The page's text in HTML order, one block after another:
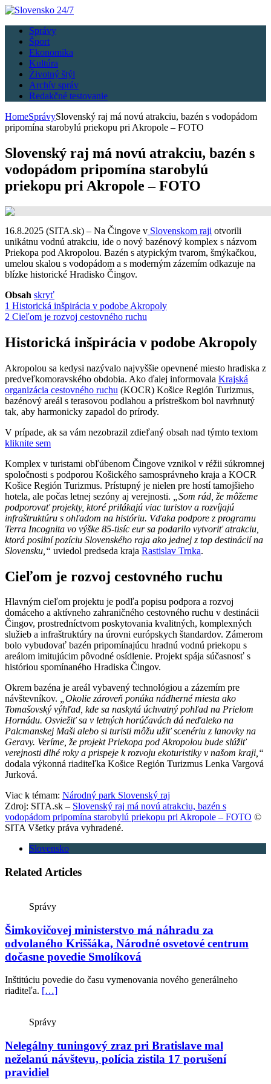
Správy
Šport
Ekonomika
Kultúra
Životný štýl
Archív správ
Redakčné testovanie
HomeSprávySlovenský raj má novú atrakciu, bazén s vodopádom
pripomína starobylú priekopu pri Akropole – FOTO
Slovenský raj má novú atrakciu, bazén s
vodopádom pripomína starobylú
priekopu pri Akropole – FOTO
16.8.2025 (SITA.sk) – Na Čingove v Slovenskom raji otvorili
unikátnu vodnú atrakciu, ide o nový bazénový komplex s názvom
Priekopa pod Akropolou. Bazén s atypickým tvarom, šmýkačkou,
umelou skalou s vodopádom a s moderným zázemím odkazuje na
blízke historické Hradisko Čingov.
Obsah skryť
1 Historická inšpirácia v podobe Akropoly
2 Cieľom je rozvoj cestovného ruchu
Historická inšpirácia v podobe Akropoly
Akropolou sa kedysi nazývalo najvyššie opevnené miesto hradiska z
predveľkomoravského obdobia. Ako ďalej informovala Krajská
organizácia cestovného ruchu (KOCR) Košice Región Turizmus,
bazénový areál s terasovou podlahou a prístreškom bol navrhnutý
tak, aby harmonicky zapadol do prírody.
V prípade, ak sa vám nezobrazil zdieľaný obsah nad týmto textom
kliknite sem
Komplex v turistami obľúbenom Čingove vznikol v réžii súkromnej
spoločnosti s podporou Košického samosprávneho kraja a KOCR
Košice Región Turizmus. Prístupný je nielen pre hostí tamojšieho
hotela, ale počas letnej sezóny aj verejnosti.
„Som rád, že môžeme
podporovať projekty, ktoré prilákajú viac turistov a rozvíjajú
infraštruktúru s ohľadom na históriu. Vďaka podpore z programu
Terra Incognita vo výške 85-tisíc eur sa podarilo vytvoriť atrakciu,
ktorá posilní pozíciu Slovenského raja ako jednej z top destinácií na
Slovensku,“ uviedol predseda kraja Rastislav Trnka.
Cieľom je rozvoj cestovného ruchu
Hlavným cieľom projektu je podľa popisu podpora a rozvoj
domáceho a aktívneho zahraničného cestovného ruchu v destinácii
Čingov, prostredníctvom poskytovania kvalitných, komplexných
služieb a infraštruktúry na úrovni európskych štandardov. Zámerom
bolo vybudovať bazén pripomínajúcu hradnú vodnú priekopu s
areálom imitujúcim pôvodné osídlenie. Projekt spája súčasnosť s
históriou spomínaného Hradiska Čingov.
Okrem bazéna je areál vybavený technológiou a zázemím pre
návštevníkov. „Okolie zároveň ponúka nádherné miesta ako
Tomašovský výhľad, kde sa naskytá úchvatný pohľad na Prielom
Hornádu. Osviežiť sa v letných horúčavách dá neďaleko na
Palcmanskej Maši alebo si turisti môžu užiť scenériu z lanovky na
Geravy. Veríme, že projekt Priekopa pod Akropolou bude slúžiť
verejnosti dlhé roky a prispeje k rozvoju ekoturistiky v našom kraji,“
dodala výkonná riaditeľka Košice Región Turizmus Lenka Vargová
Jurková.
Viac k témam: Národný park Slovenský raj
Zdroj: SITA.sk – Slovenský raj má novú atrakciu, bazén s
vodopádom pripomína starobylú priekopu pri Akropole – FOTO ©
SITA Všetky práva vyhradené.
Slovensko
Related Articles
Správy
Šimkovičovej ministerstvo má náhradu za
odvolaného Kriššáka, Národné osvetové centrum
dočasne povedie Smolíková
Inštitúciu povedie do času vymenovania nového generálneho
riaditeľa. […]
Správy
Nelegálny tuningový zraz pri Bratislave mal
neželanú návštevu, polícia zistila 17 porušení
pravidiel